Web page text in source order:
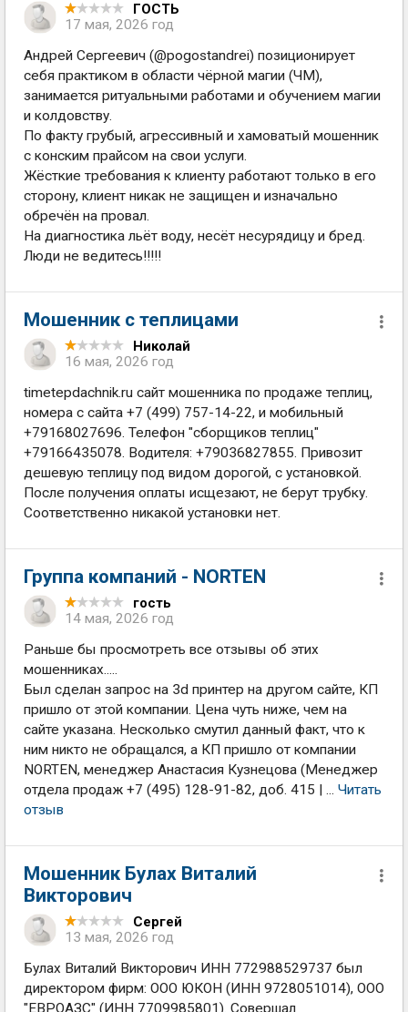
ГОСТЬ
17 мая, 2026 год
Андрей Сергеевич (@pogostandrei) позиционирует
себя практиком в области чёрной магии (ЧМ),
занимается ритуальными работами и обучением магии
и колдовству.
По факту грубый, агрессивный и хамоватый мошенник
с конским прайсом на свои услуги.
Жёсткие требования к клиенту работают только в его
сторону, клиент никак не защищен и изначально
обречён на провал.
На диагностика льёт воду, несёт несурядицу и бред.
Люди не ведитесь!!!!!
Мошенник с теплицами
Николай
16 мая, 2026 год
timetepdachnik.ru сайт мошенника по продаже теплиц,
номера с сайта +7 (499) 757-14-22, и мобильный
+79168027696. Телефон "сборщиков теплиц"
+79166435078. Водителя: +79036827855. Привозит
дешевую теплицу под видом дорогой, с установкой.
После получения оплаты исщезают, не берут трубку.
Соответственно никакой установки нет.
Группа компаний - NORTEN
гость
14 мая, 2026 год
Раньше бы просмотреть все отзывы об этих
мошенниках.....
Был сделан запрос на 3d принтер на другом сайте, КП
пришло от этой компании. Цена чуть ниже, чем на
сайте указана. Несколько смутил данный факт, что к
ним никто не обращался, а КП пришло от компании
NORTEN, менеджер Анастасия Кузнецова (Менеджер
отдела продаж +7 (495) 128-91-82, доб. 415 | ... Читать
отзыв
Мошенник Булах Виталий
Викторович
Сергей
13 мая, 2026 год
Булах Виталий Викторович ИНН 772988529737 был
директором фирм: ООО ЮКОН (ИНН 9728051014), ООО
"ЕВРОАЗС" (ИНН 7709985801). Совершал